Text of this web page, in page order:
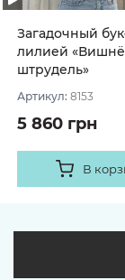
Загадочный
лилией
штрудель»
Артикул: 8153
5 860 грн
В